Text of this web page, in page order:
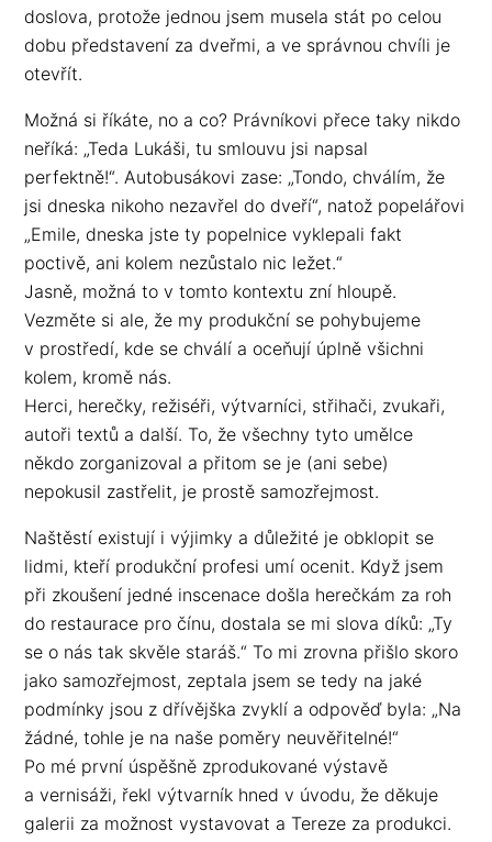
doslova, protože jednou jsem musela stát po celou
dobu představení za dveřmi, a ve správnou chvíli je
otevřít.
Možná si říkáte, no a co? Právníkovi přece taky nikdo
neříká: „Teda Lukáši, tu smlouvu jsi napsal
perfektně!“. Autobusákovi zase: „Tondo, chválím, že
jsi dneska nikoho nezavřel do dveří“, natož popelářovi
„Emile, dneska jste ty popelnice vyklepali fakt
poctivě, ani kolem nezůstalo nic ležet.“
Jasně, možná to v tomto kontextu zní hloupě.
Vezměte si ale, že my produkční se pohybujeme
v prostředí, kde se chválí a oceňují úplně všichni
kolem, kromě nás.
Herci, herečky, režiséři, výtvarníci, střihači, zvukaři,
autoři textů a další. To, že všechny tyto umělce
někdo zorganizoval a přitom se je (ani sebe)
nepokusil zastřelit, je prostě samozřejmost.
Naštěstí existují i výjimky a důležité je obklopit se
lidmi, kteří produkční profesi umí ocenit. Když jsem
při zkoušení jedné inscenace došla herečkám za roh
do restaurace pro čínu, dostala se mi slova díků: „Ty
se o nás tak skvěle staráš.“ To mi zrovna přišlo skoro
jako samozřejmost, zeptala jsem se tedy na jaké
podmínky jsou z dřívějška zvyklí a odpověď byla: „Na
žádné, tohle je na naše poměry neuvěřitelné!“
Po mé první úspěšně zprodukované výstavě
a vernisáži, řekl výtvarník hned v úvodu, že děkuje
galerii za možnost vystavovat a Tereze za produkci.